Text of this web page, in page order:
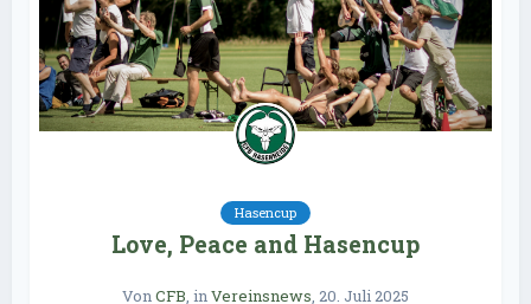
Hasencup
Love, Peace and Hasencup
VonCFB, inVereinsnews, 20. Juli 2025